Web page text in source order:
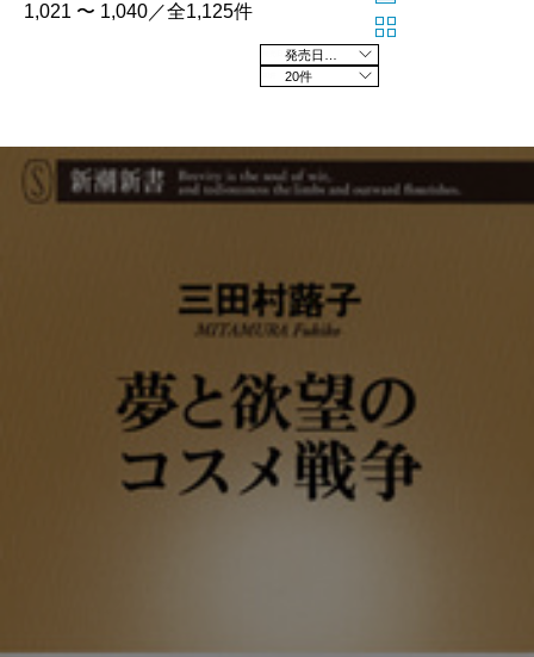
1,021 〜 1,040／全1,125件
20件